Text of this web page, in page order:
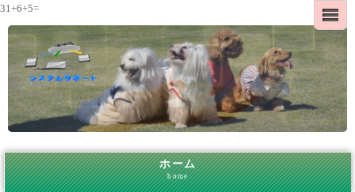
31+6+5=
ホーム
home